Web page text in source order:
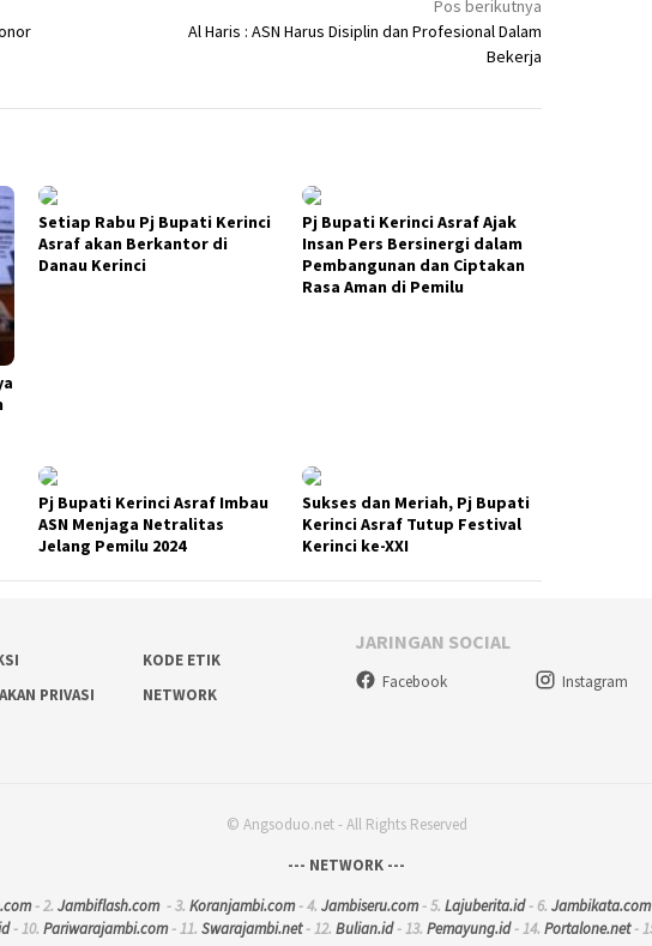
Pos berikutnya
Al Haris : ASN Harus Disiplin dan Profesional Dalam
Bekerja
Setiap Rabu Pj Bupati Kerinci
Asraf akan Berkantor di
Danau Kerinci
Pj Bupati Kerinci Asraf Ajak
Insan Pers Bersinergi dalam
Pembangunan dan Ciptakan
Rasa Aman di Pemilu
Pj Bupati Kerinci Asraf Imbau
ASN Menjaga Netralitas
Jelang Pemilu 2024
Sukses dan Meriah, Pj Bupati
Kerinci Asraf Tutup Festival
Kerinci ke-XXI
KODE ETIK
PRIVASI
NETWORK
JARINGAN SOCIAL
Facebook Instagram
© Angsoduo.net - All Rights Reserved
--- NETWORK ---
- 2. Jambiflash.com- 3. Koranjambi.com- 4. Jambiseru.com- 5. Lajuberita.id- 6. Jambikata.com
- 10. Pariwarajambi.com- 11. Swarajambi.net- 12. Bulian.id- 13. Pemayung.id- 14. Portalone.net-